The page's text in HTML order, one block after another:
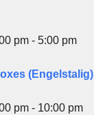
pm - 5:00 pm
(Engelstalig)
pm - 10:00 pm